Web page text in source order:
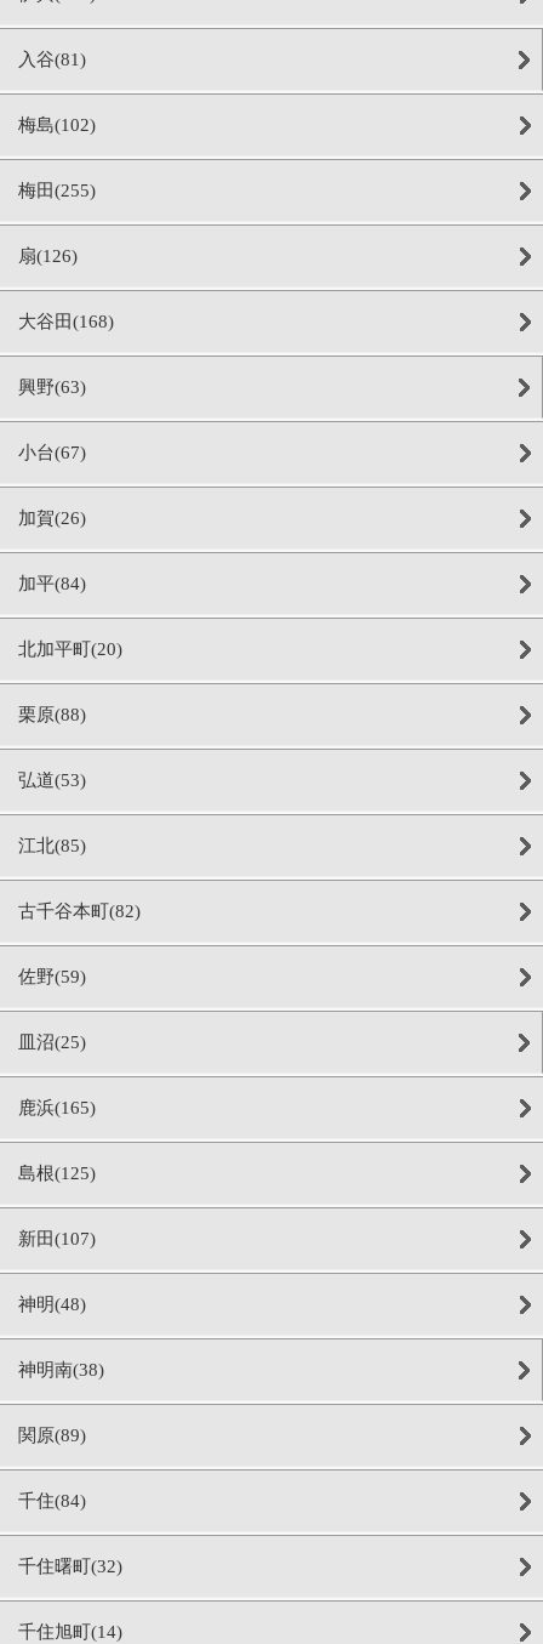
入谷(81)
梅島(102)
梅田(255)
扇(126)
大谷田(168)
興野(63)
小台(67)
加賀(26)
加平(84)
北加平町(20)
栗原(88)
弘道(53)
江北(85)
古千谷本町(82)
佐野(59)
皿沼(25)
鹿浜(165)
島根(125)
新田(107)
神明(48)
神明南(38)
関原(89)
千住(84)
千住曙町(32)
千住旭町(14)